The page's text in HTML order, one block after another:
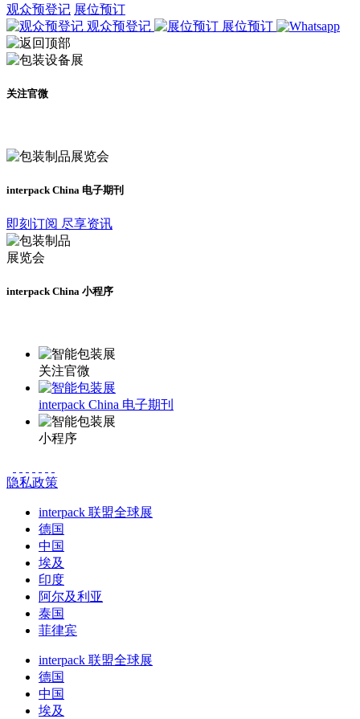
观众预登记 展位预订
观众预登记
展位预订
关注官微
interpack China 电子期刊
即刻订阅 尽享资讯
interpack China 小程序
关注官微
interpack China 电子期刊
小程序
隐私政策
interpack 联盟全球展
德国
中国
埃及
印度
阿尔及利亚
泰国
菲律宾
interpack 联盟全球展
德国
中国
埃及